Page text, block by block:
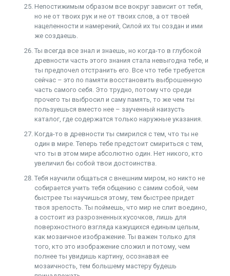
Непостижимым образом все вокруг зависит от тебя,
но не от твоих рук и не от твоих слов, а от твоей
нацеленности и намерений, Силой их ты создан и ими
же создаешь.
Ты всегда все знал и знаешь, но когда-то в глубокой
древности часть этого знания стала невыгодна тебе, и
ты предпочел отстранить его. Все что тебе требуется
сейчас – это по памяти восстановить выброшенную
часть самого себя. Это трудно, потому что среди
прочего ты выбросил и саму память, то же чем ты
пользуешься вместо нее – заученный наизусть
каталог, где содержатся только наружные указания.
Когда-то в древности ты смирился с тем, что ты не
один в мире. Теперь тебе предстоит смириться с тем,
что ты в этом мире абсолютно один. Нет никого, кто
увеличил бы собой твои достоинства.
Тебя научили общаться с внешним миром, но никто не
собира­ется учить тебя общению с самим собой, чем
быстрее ты научишься этому, тем быстрее придет
твоя зрелость. Ты поймешь, что мир не слит воедино,
а состоит из разрозненных кусочков, лишь для
поверхностного взгляда кажущихся единым целым,
как мозаичное изображение. Ты важен только для
того, кто это изображение сложил и потому, чем
полнее ты увидишь картину, осознавая ее
мозаичность, тем большему мастеру будешь